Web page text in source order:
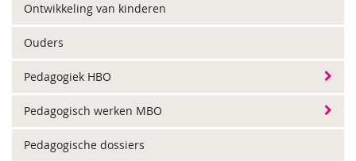
Ontwikkeling van kinderen
Ouders
Pedagogiek HBO
Pedagogisch werken MBO
Pedagogische dossiers